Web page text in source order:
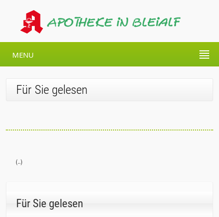
MENU
Für Sie gelesen
(..)
Für Sie gelesen